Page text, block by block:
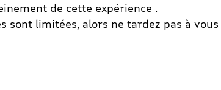
de cette expérience .
sont limitées, alors ne tardez pas à